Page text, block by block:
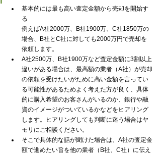
基本的には最も高い査定金額から売却を開始す
る
例えばA社2000万、B社1900万、C社1850万の
場合、B社とC社に対しても2000万円で売却を
依頼します。
A社2500万、B社1900万など査定金額に3割以上
違いがある場合は、最高額の業者（A社）が売却
の依頼を受けたいがために高い金額を言ってい
る可能性があるためよく考えた方が良く、具体
的に購入希望のお客さんがいるのか、銀行や融
資のイメージがついているかなどをヒアリング
します。ヒアリングしても判断に迷う場合はヤ
モリにご相談ください。
そこで具体的な話が聞けた場合は、A社の査定金
額で進めたい旨を他の業者（B社、C社）に伝え